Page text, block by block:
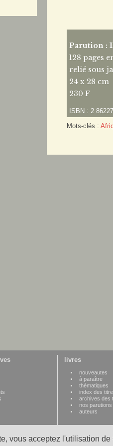
vous acceptez l'utilisation
Parution :
128 pages
relié sous
24 x 28 cm
230 F
ISBN : 2
Mots-clés :
livres
nouveautes
à paraître
thématiques
index des
archives des
nos
auteurs